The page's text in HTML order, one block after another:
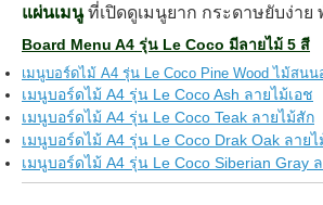
แผ่นเมนูที่เปิดดูเมนูยาก กระดาษยับง่าย
Board Menu A4 รุ่น Le Coco มีลายไม้ 5 สี
เมนูบอร์ดไม้ A4 รุ่น Le Coco Pine Wood ไม้สนน
เมนูบอร์ดไม้ A4 รุ่น Le Coco Ash ลายไม้เอช
เมนูบอร์ดไม้ A4 รุ่น Le Coco Teak ลายไม้สัก
เมนูบอร์ดไม้ A4 รุ่น Le Coco Drak Oak ลาย
เมนูบอร์ดไม้ A4 รุ่น Le Coco Siberian Gray